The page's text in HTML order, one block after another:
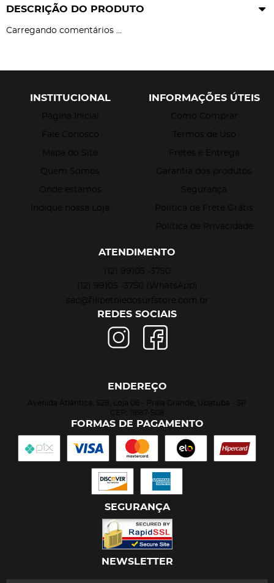
DESCRIÇÃO DO PRODUTO
Carregando comentários ...
INSTITUCIONAL
Página Inicial
Fale Conosco
Mapa do Site
Quem Somos
Onde estamos
Indique nossa Loja
INFORMAÇÕES ÚTEIS
Como Comprar
Termos de Uso
Fretes e Entrega
Garantia dos produtos
Segurança
Politica de Frete Grátis
Política de Privacidade
ATENDIMENTO
(12) 99105 -3750
(12) 99105 -3750
(WhatsApp)
sac@filipetoledosurfstore.com.br
REDES SOCIAIS
ENDEREÇO
Avenida Atlântica, 528, Loja 06 - Praia Grande, Ubatuba - SP
CEP: 11687-508
FORMAS DE PAGAMENTO
SEGURANÇA
NEWSLETTER